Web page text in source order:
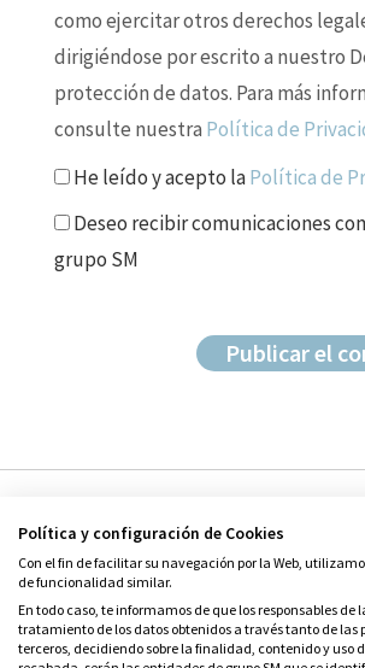
como ejercitar otros derechos
dirigiéndose por escrito a nuestro
protección de datos. Para más
consulte nuestra Política de
He leído y acepto laPolítica de
Deseo recibir comunicaciones
grupo SM
© Grupo SM
Política y configuración de Cookies
Con el fin de facilitar su navegación por la Web,
de funcionalidad similar.
En todo caso, te informamos de que los responsables de
tratamiento de los datos obtenidos a través tanto de las
terceros, decidiendo sobre la finalidad, contenido y uso